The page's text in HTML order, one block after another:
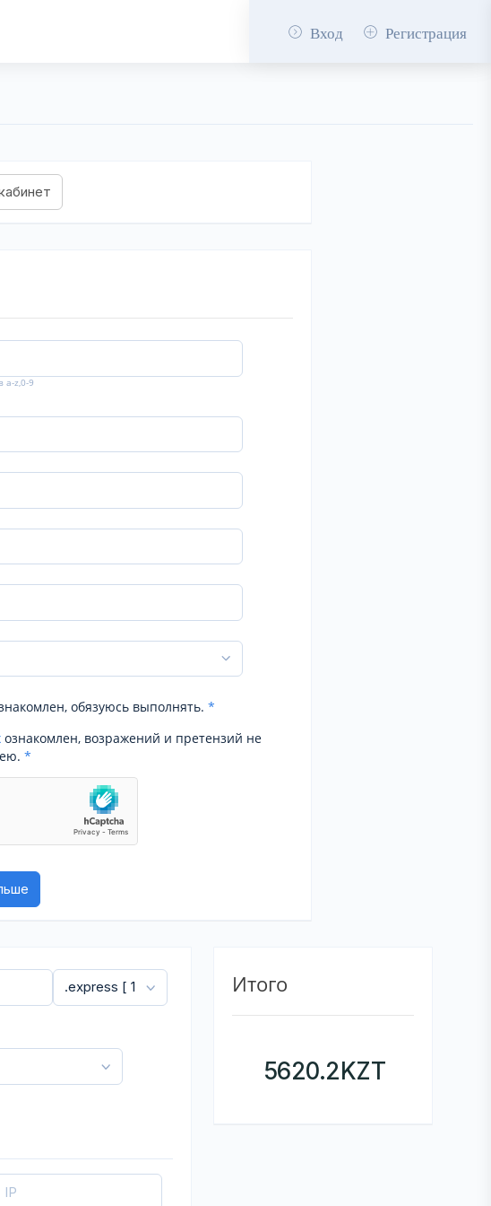
Вход Регистрация
a-z,0-9
обязуюсь выполнять. *
ознакомлен, возражений и претензий не
*
Итого
5620.2KZT